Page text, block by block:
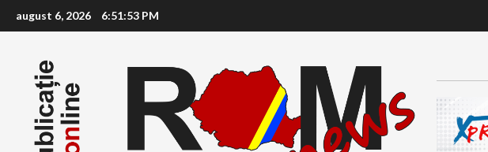
to
august 6, 2026 6:51:55 PM